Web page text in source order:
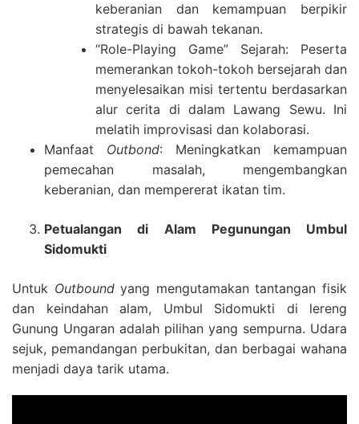
keberanian dan kemampuan berpikir
strategis di bawah tekanan.
“Role-Playing Game” Sejarah: Peserta
memerankan tokoh-tokoh bersejarah dan
menyelesaikan misi tertentu berdasarkan
alur cerita di dalam Lawang Sewu. Ini
melatih improvisasi dan kolaborasi.
Manfaat Outbond: Meningkatkan kemampuan
pemecahan masalah, mengembangkan
keberanian, dan mempererat ikatan tim.
Petualangan di Alam Pegunungan Umbul
Sidomukti
Untuk Outboundyang mengutamakan tantangan fisik
dan keindahan alam, Umbul Sidomukti di lereng
Gunung Ungaran adalah pilihan yang sempurna. Udara
sejuk, pemandangan perbukitan, dan berbagai wahana
menjadi daya tarik utama.